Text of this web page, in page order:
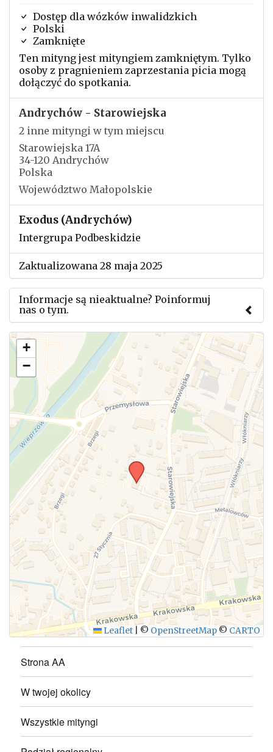
Dostęp dla wózków inwalidzkich
Polski
Zamknięte
Ten mityng jest mityngiem zamkniętym. Tylko
osoby z pragnieniem zaprzestania picia mogą
dołączyć do spotkania.
Andrychów - Starowiejska
2 inne mityngi w tym miejscu
Starowiejska 17A
34-120 Andrychów
Polska
Województwo Małopolskie
Exodus (Andrychów)
Intergrupa Podbeskidzie
Zaktualizowana 28 maja 2025
Informacje są nieaktualne? Poinformuj
nas o tym.
Użyj tego formularza aby przesłać informację o
zmianach w powyższym mityngu.
WYŚLIJ
+
−
Leaflet © OpenStreetMap © CARTO
Strona AA
W twojej okolicy
Wszystkie mityngi